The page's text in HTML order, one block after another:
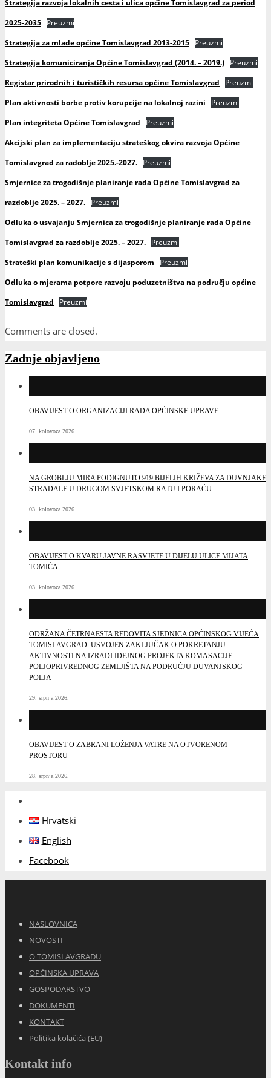
Strategija razvoja lokalnih cesta i ulica općine Tomislavgrad za period
2025-2035 Preuzmi
Strategija za mlade općine Tomislavgrad 2013-2015 Preuzmi
Strategija komuniciranja Općine Tomislavgrad (2014. – 2019.) Preuzmi
Registar prirodnih i turističkih resursa općine Tomislavgrad
Preuzmi
Plan aktivnosti borbe protiv korupcije na lokalnoj razini
Preuzmi
Plan integriteta Općine Tomislavgrad
Preuzmi
Akcijski plan za implementaciju strateškog okvira razvoja Općine
Tomislavgrad za radoblje 2025.-2027. Preuzmi
Smjernice za trogodišnje planiranje rada Općine Tomislavgrad za
razdoblje 2025. – 2027. Preuzmi
Odluka o usvajanju Smjernica za trogodišnje planiranje rada Općine
Tomislavgrad za razdoblje 2025. – 2027. Preuzmi
Strateški plan komunikacije s dijasporom
Preuzmi
Odluka o mjerama potpore razvoju poduzetništva na području općine
Tomislavgrad
Preuzmi
Comments are closed.
Zadnje objavljeno
OBAVIJEST O ORGANIZACIJI RADA OPĆINSKE UPRAVE
07. kolovoza 2026.
NA GROBLJU MIRA PODIGNUTO 919 BIJELIH KRIŽEVA ZA DUVNJAKE
STRADALE U DRUGOM SVJETSKOM RATU I PORAĆU
03. kolovoza 2026.
OBAVIJEST O KVARU JAVNE RASVJETE U DIJELU ULICE MIJATA
TOMIĆA
03. kolovoza 2026.
ODRŽANA ČETRNAESTA REDOVITA SJEDNICA OPĆINSKOG VIJEĆA
TOMISLAVGRAD: USVOJEN ZAKLJUČAK O POKRETANJU
AKTIVNOSTI NA IZRADI IDEJNOG PROJEKTA KOMASACIJE
POLJOPRIVREDNOG ZEMLJIŠTA NA PODRUČJU DUVANJSKOG
POLJA
29. srpnja 2026.
OBAVIJEST O ZABRANI LOŽENJA VATRE NA OTVORENOM
PROSTORU
28. srpnja 2026.
Hrvatski
English
Facebook
NASLOVNICA
NOVOSTI
O TOMISLAVGRADU
OPĆINSKA UPRAVA
GOSPODARSTVO
DOKUMENTI
KONTAKT
Politika kolačića (EU)
Kontakt info